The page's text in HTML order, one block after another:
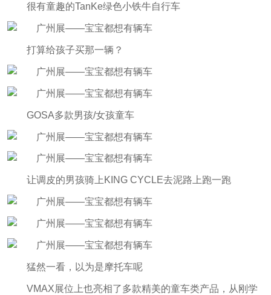
很有童趣的TanKe绿色小铁牛自行车
打算给孩子买那一辆？
GOSA多款男孩/女孩童车
让调皮的男孩骑上KING CYCLE去泥路上跑一跑
猛然一看，以为是摩托车呢
VMAX展位上也亮相了多款精美的童车类产品，从刚学